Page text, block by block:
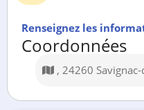
Renseignez les
Coordonnées
, 24260